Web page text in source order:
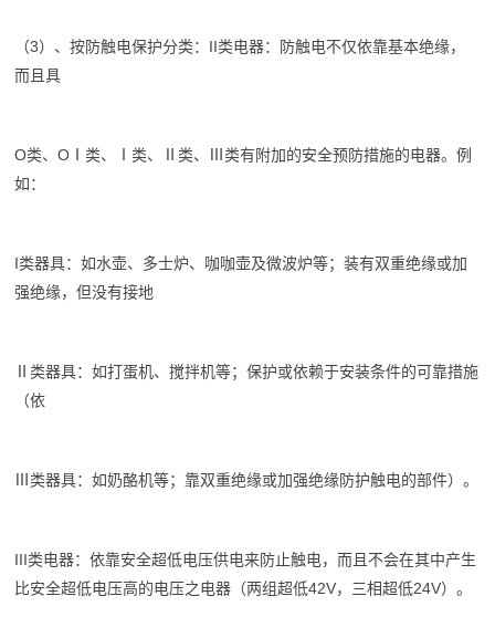
（3）、按防触电保护分类：II类电器：防触电不仅依靠基本绝缘，
而且具
O类、OⅠ类、Ⅰ类、Ⅱ类、Ⅲ类有附加的安全预防措施的电器。例
如：
I类器具：如水壶、多士炉、咖咖壶及微波炉等；装有双重绝缘或加
强绝缘，但没有接地
Ⅱ类器具：如打蛋机、搅拌机等；保护或依赖于安装条件的可靠措施
（依
Ⅲ类器具：如奶酪机等；靠双重绝缘或加强绝缘防护触电的部件）。
III类电器：依靠安全超低电压供电来防止触电，而且不会在其中产生
比安全超低电压高的电压之电器（两组超低42V，三相超低24V）。